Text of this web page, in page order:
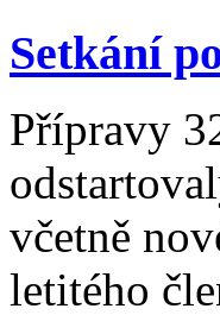
Setkání
Přípravy
včetně
letitého